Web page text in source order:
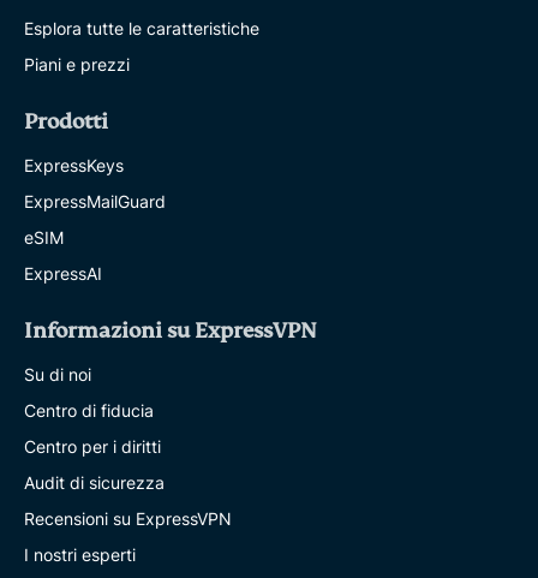
Esplora tutte le caratteristiche
Piani e prezzi
Prodotti
ExpressKeys
ExpressMailGuard
eSIM
ExpressAI
Informazioni su ExpressVPN
Su di noi
Centro di fiducia
Centro per i diritti
Audit di sicurezza
Recensioni su ExpressVPN
I nostri esperti